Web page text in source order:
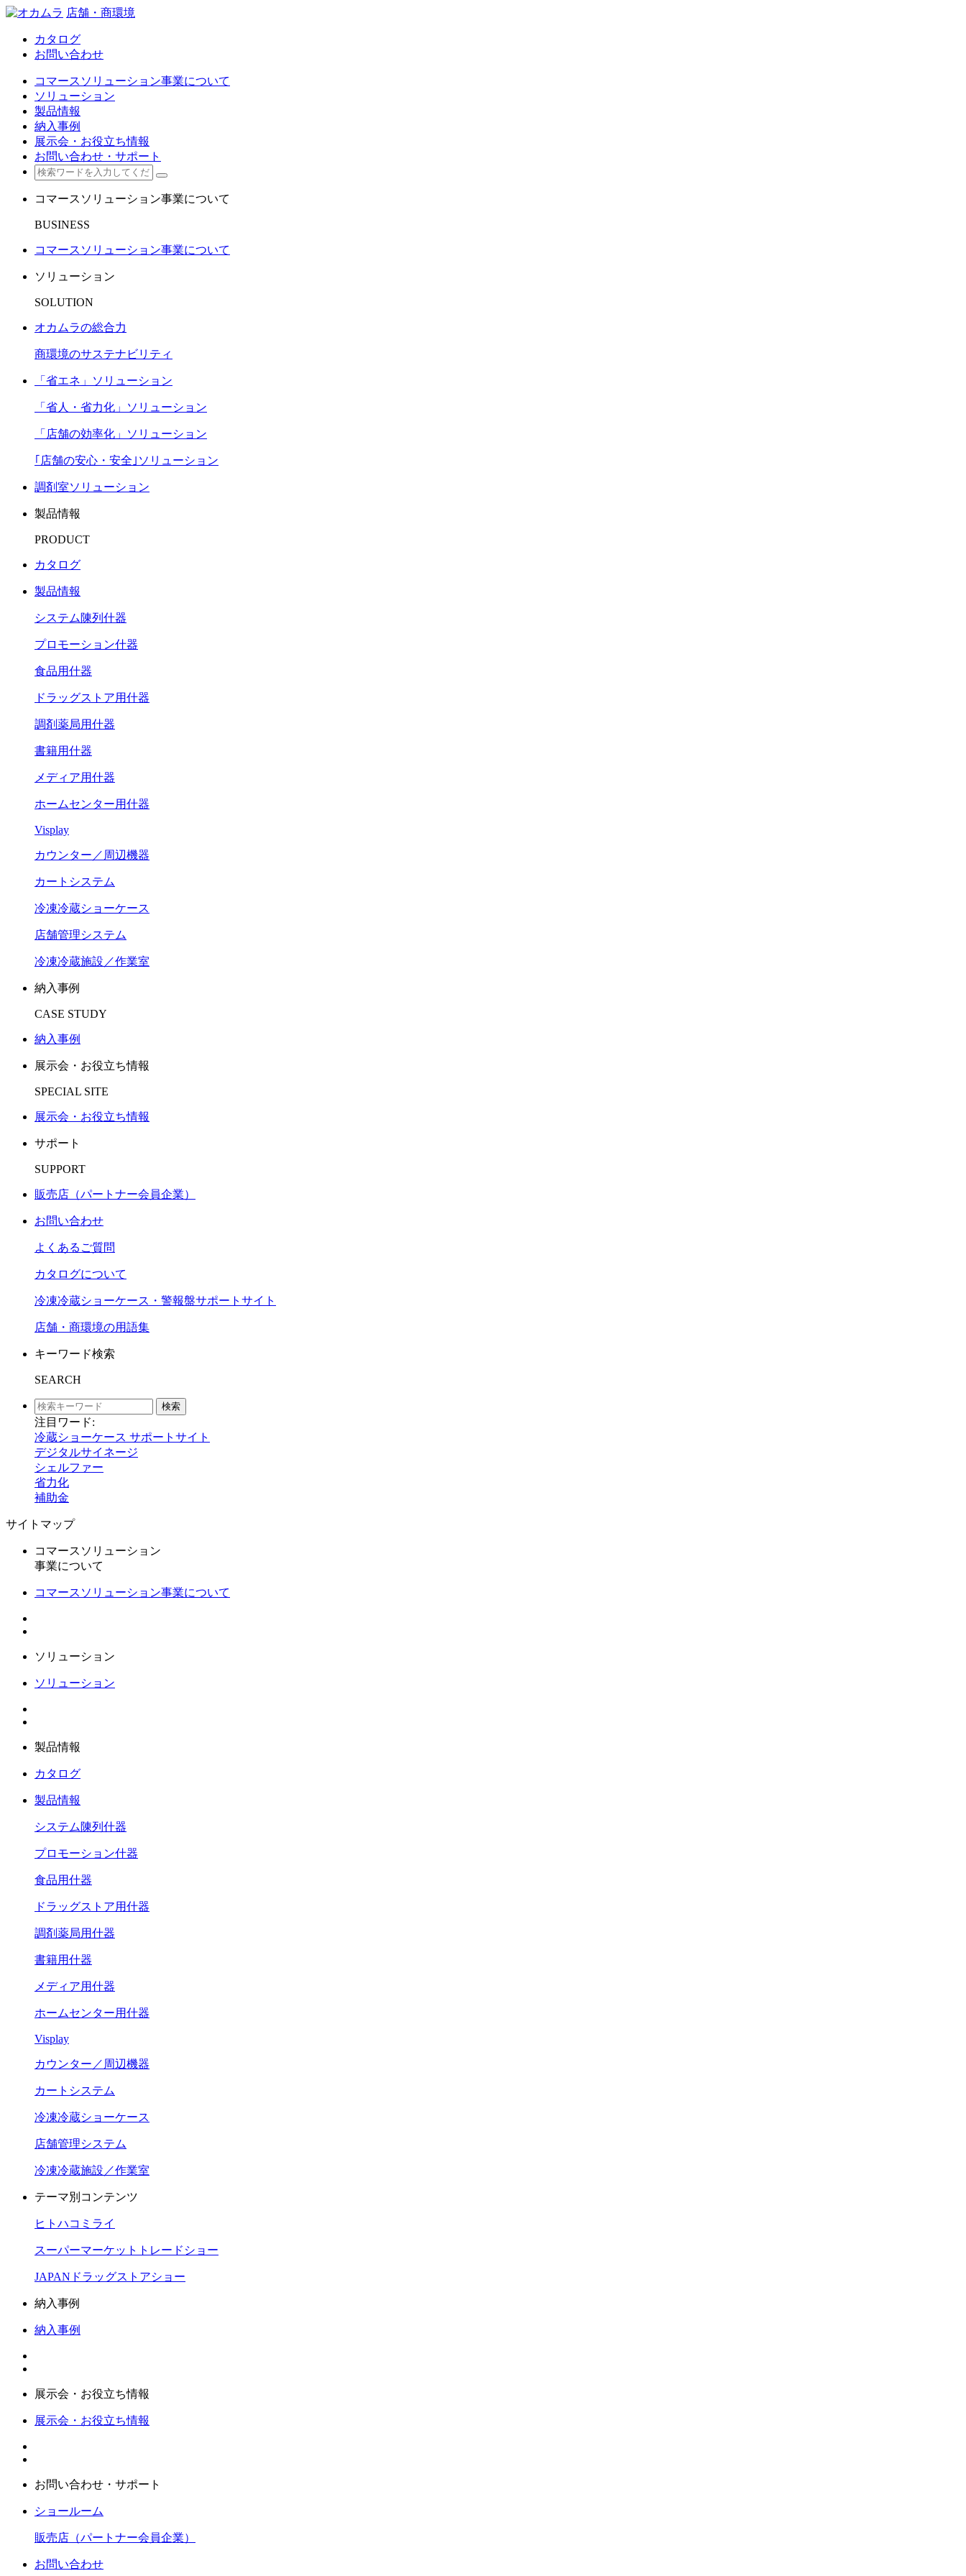
店舗・商環境
カタログ
お問い合わせ
コマースソリューション事業について
ソリューション
製品情報
納入事例
展示会・お役立ち情報
お問い合わせ・サポート
コマースソリューション事業について
BUSINESS
コマースソリューション事業について
ソリューション
SOLUTION
オカムラの総合力
商環境のサステナビリティ
「省エネ」ソリューション
「省人・省力化」ソリューション
「店舗の効率化」ソリューション
｢店舗の安心・安全｣ソリューション
調剤室ソリューション
製品情報
PRODUCT
カタログ
製品情報
システム陳列什器
プロモーション什器
食品用什器
ドラッグストア用什器
調剤薬局用什器
書籍用什器
メディア用什器
ホームセンター用什器
Visplay
カウンター／周辺機器
カートシステム
冷凍冷蔵ショーケース
店舗管理システム
冷凍冷蔵施設／作業室
納入事例
CASE STUDY
納入事例
展示会・お役立ち情報
SPECIAL SITE
展示会・お役立ち情報
サポート
SUPPORT
販売店（パートナー会員企業）
お問い合わせ
よくあるご質問
カタログについて
冷凍冷蔵ショーケース・警報盤サポートサイト
店舗・商環境の用語集
キーワード検索
SEARCH
検索
注目ワード:
冷蔵ショーケース サポートサイト
デジタルサイネージ
シェルファー
省力化
補助金
サイトマップ
コマースソリューション
事業について
コマースソリューション事業について
ソリューション
ソリューション
製品情報
カタログ
製品情報
システム陳列什器
プロモーション什器
食品用什器
ドラッグストア用什器
調剤薬局用什器
書籍用什器
メディア用什器
ホームセンター用什器
Visplay
カウンター／周辺機器
カートシステム
冷凍冷蔵ショーケース
店舗管理システム
冷凍冷蔵施設／作業室
テーマ別コンテンツ
ヒトハコミライ
スーパーマーケットトレードショー
JAPANドラッグストアショー
納入事例
納入事例
展示会・お役立ち情報
展示会・お役立ち情報
お問い合わせ・サポート
ショールーム
販売店（パートナー会員企業）
お問い合わせ